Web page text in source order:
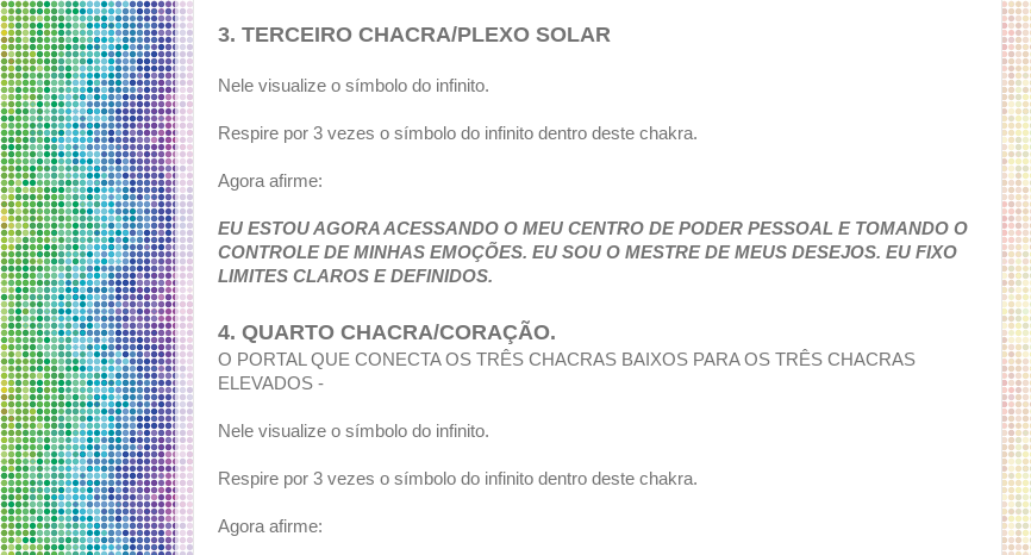
3. TERCEIRO CHACRA/PLEXO SOLAR
Nele visualize o símbolo do infinito.
Respire por 3 vezes o símbolo do infinito dentro deste chakra.
Agora afirme:
EU ESTOU AGORA ACESSANDO O MEU CENTRO DE PODER PESSOAL E TOMANDO O
CONTROLE DE MINHAS EMOÇÕES. EU SOU O MESTRE DE MEUS DESEJOS. EU FIXO
LIMITES CLAROS E DEFINIDOS.
4. QUARTO CHACRA/CORAÇÃO.
O PORTAL QUE CONECTA OS TRÊS CHACRAS BAIXOS PARA OS TRÊS CHACRAS
ELEVADOS -
Nele visualize o símbolo do infinito.
Respire por 3 vezes o símbolo do infinito dentro deste chakra.
Agora afirme: